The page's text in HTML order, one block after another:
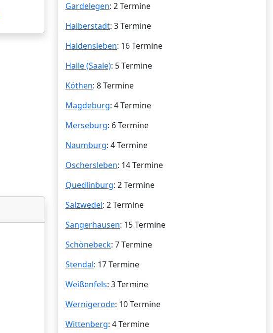
Gardelegen: 2 Termine
Halberstadt: 3 Termine
Haldensleben: 16 Termine
Halle (Saale): 5 Termine
Köthen: 8 Termine
Magdeburg: 4 Termine
Merseburg: 6 Termine
Naumburg: 4 Termine
Oschersleben: 14 Termine
Quedlinburg: 2 Termine
Salzwedel: 2 Termine
Sangerhausen: 15 Termine
Schönebeck: 7 Termine
Stendal: 17 Termine
Weißenfels: 3 Termine
Wernigerode: 10 Termine
Wittenberg: 4 Termine